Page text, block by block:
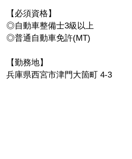
【必須資格】
◎自動車整備士3級以上
◎普通自動車免許(MT)
【勤務地】
兵庫県西宮市津門大箇町 4-3